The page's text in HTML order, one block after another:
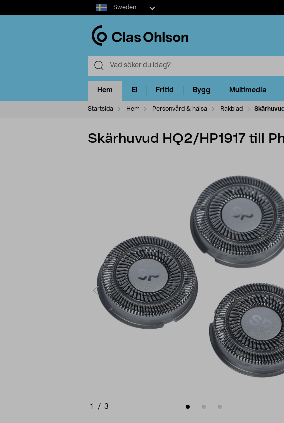
Select
market
Sweden
Hem El Fritid Bygg Multimedia
Startsida Hem Personvård & hälsa Rakblad
Skärhuvud HQ2/HP1917 till
1 / 3